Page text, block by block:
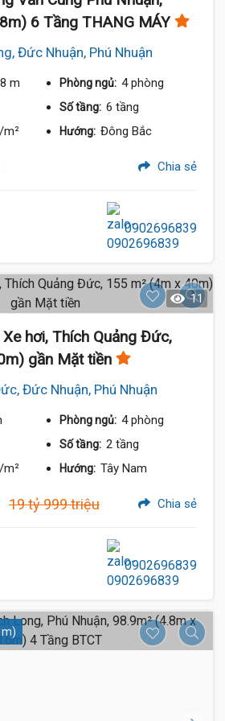
6 Tầng THANG MÁY
Đức Nhuận, Phú Nhuận
m Phòng ngủ: 4 phòng
Số tầng: 6 tầng
m² Hướng: Đông Bắc
Chia sẻ
0902696839
11
Xe hơi, Thích Quảng Đức,
gần Mặt tiền
Đức Nhuận, Phú Nhuận
Phòng ngủ: 4 phòng
Số tầng: 2 tầng
m² Hướng: Tây Nam
19 tỷ 999 triệu Chia sẻ
0902696839
m)